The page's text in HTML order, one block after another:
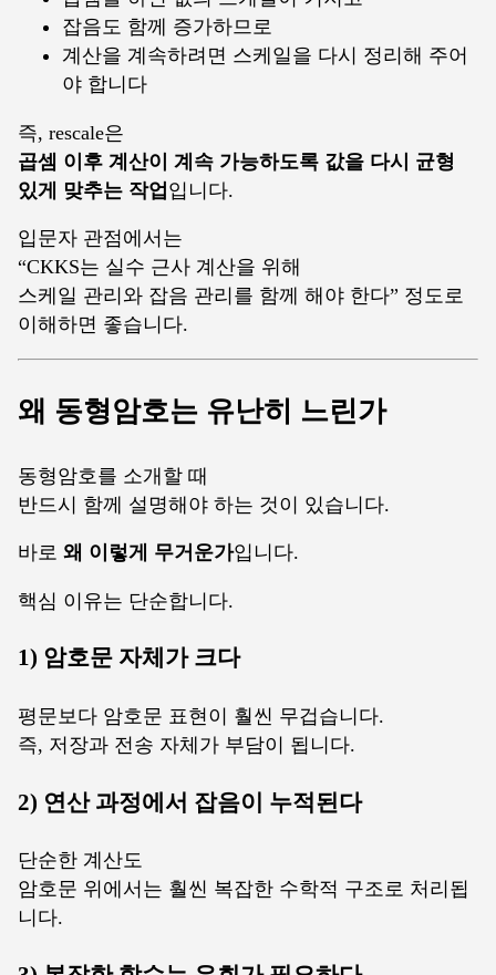
잡음도 함께 증가하므로
계산을 계속하려면 스케일을 다시 정리해 주어
야 합니다
즉, rescale은
곱셈 이후 계산이 계속 가능하도록 값을 다시 균형
있게 맞추는 작업 입니다.
입문자 관점에서는
“CKKS는 실수 근사 계산을 위해
스케일 관리와 잡음 관리를 함께 해야 한다” 정도로
이해하면 좋습니다.
왜 동형암호는 유난히 느린가
동형암호를 소개할 때
반드시 함께 설명해야 하는 것이 있습니다.
바로 왜 이렇게 무거운가입니다.
핵심 이유는 단순합니다.
1) 암호문 자체가 크다
평문보다 암호문 표현이 훨씬 무겁습니다.
즉, 저장과 전송 자체가 부담이 됩니다.
2) 연산 과정에서 잡음이 누적된다
단순한 계산도
암호문 위에서는 훨씬 복잡한 수학적 구조로 처리됩
니다.